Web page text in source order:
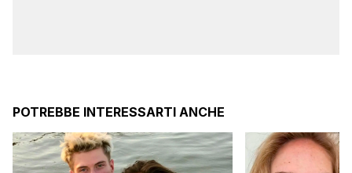
POTREBBE INTERESSARTI ANCHE